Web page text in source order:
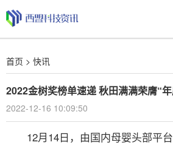
首页 > 快讯
2022金树奖榜单速递 秋田满满荣膺“
2022-12-16 10:09:50
12月14日，由国内母婴头部平